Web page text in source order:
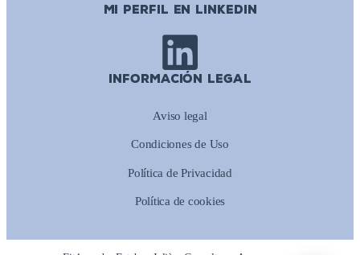
MI PERFIL EN LINKEDIN
INFORMACIÓN LEGAL
Aviso legal
Condiciones de Uso
Política de Privacidad
Política de cookies